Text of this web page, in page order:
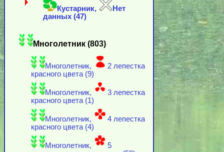
Кустарник,
Нет
данных (47)
Многолетник (803)
Многолетник,
2 лепестка
красного цвета (9)
Многолетник,
3 лепестка
красного цвета (1)
Многолетник,
4 лепестка
красного цвета (4)
Многолетник,
5